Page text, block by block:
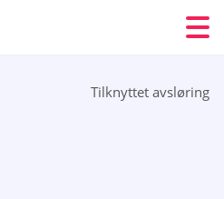
Tilknyttet avsløring